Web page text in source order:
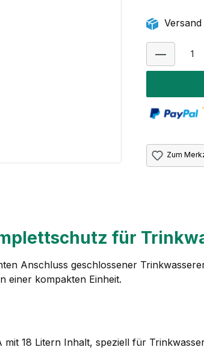
Zum
für
Anschluss geschlossener
einer kompakten Einheit.
mit 18 Litern Inhalt, speziell für